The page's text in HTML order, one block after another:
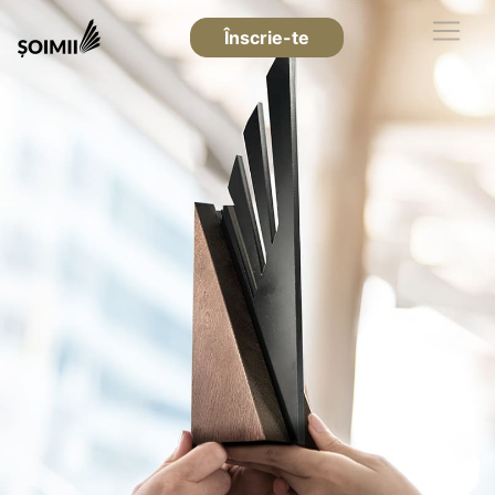
Înscrie-te